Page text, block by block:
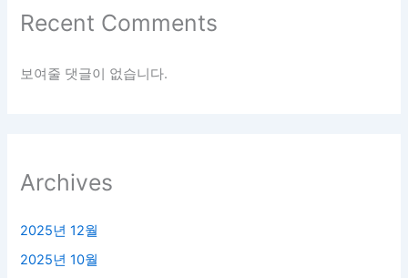
Recent Comments
보여줄 댓글이 없습니다.
Archives
2025년 12월
2025년 10월